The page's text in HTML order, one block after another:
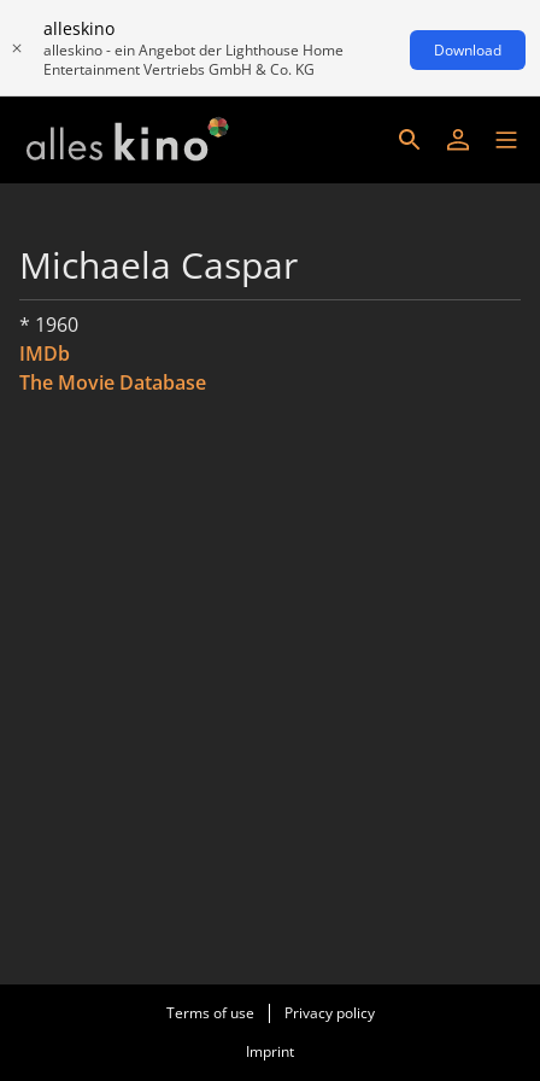
alleskino
alleskino - ein Angebot der Lighthouse Home
Entertainment Vertriebs GmbH & Co. KG
Download
Michaela Caspar
* 1960
IMDb
The Movie Database
Terms of use
Privacy policy
Imprint